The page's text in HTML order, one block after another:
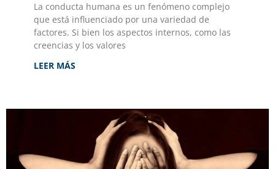
La conducta humana es un fenómeno complejo
que está influenciado por una variedad de
factores. Si bien los aspectos internos, como las
creencias y los valores
LEER MÁS